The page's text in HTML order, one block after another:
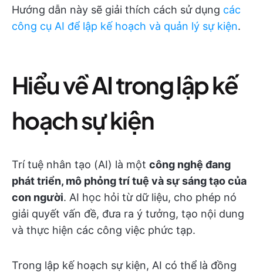
Hướng dẫn này sẽ giải thích cách sử dụng các
công cụ AI để lập kế hoạch và quản lý sự kiện.
Hiểu về AI trong lập kế
hoạch sự kiện
Trí tuệ nhân tạo (AI) là một công nghệ đang
phát triển, mô phỏng trí tuệ và sự sáng tạo của
con người. AI học hỏi từ dữ liệu, cho phép nó
giải quyết vấn đề, đưa ra ý tưởng, tạo nội dung
và thực hiện các công việc phức tạp.
Trong lập kế hoạch sự kiện, AI có thể là đồng